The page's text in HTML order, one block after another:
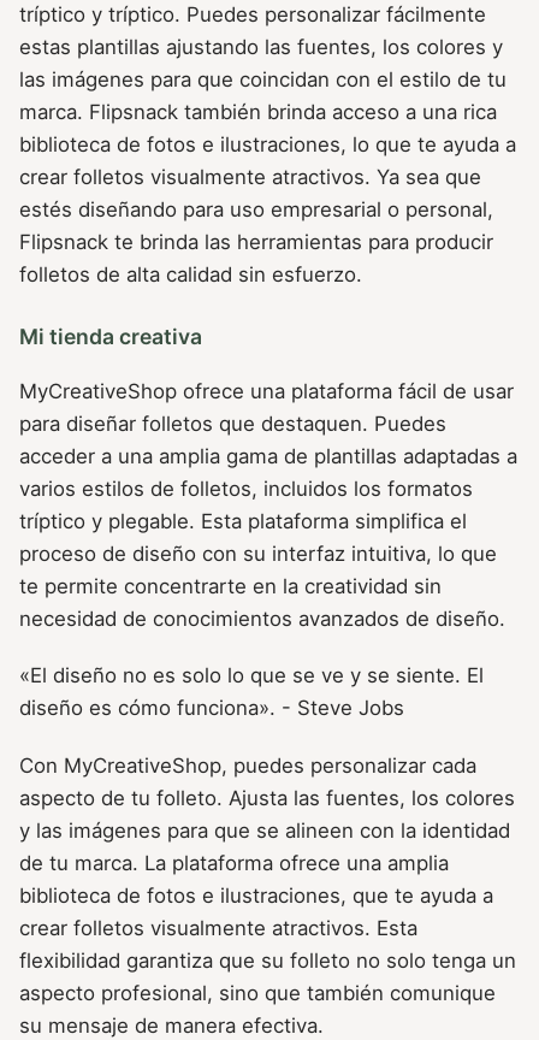
tríptico y tríptico. Puedes personalizar fácilmente
estas plantillas ajustando las fuentes, los colores y
las imágenes para que coincidan con el estilo de tu
marca. Flipsnack también brinda acceso a una rica
biblioteca de fotos e ilustraciones, lo que te ayuda a
crear folletos visualmente atractivos. Ya sea que
estés diseñando para uso empresarial o personal,
Flipsnack te brinda las herramientas para producir
folletos de alta calidad sin esfuerzo.
Mi tienda creativa
MyCreativeShop ofrece una plataforma fácil de usar
para diseñar folletos que destaquen. Puedes
acceder a una amplia gama de plantillas adaptadas a
varios estilos de folletos, incluidos los formatos
tríptico y plegable. Esta plataforma simplifica el
proceso de diseño con su interfaz intuitiva, lo que
te permite concentrarte en la creatividad sin
necesidad de conocimientos avanzados de diseño.
«El diseño no es solo lo que se ve y se siente. El
diseño es cómo funciona». - Steve Jobs
Con MyCreativeShop, puedes personalizar cada
aspecto de tu folleto. Ajusta las fuentes, los colores
y las imágenes para que se alineen con la identidad
de tu marca. La plataforma ofrece una amplia
biblioteca de fotos e ilustraciones, que te ayuda a
crear folletos visualmente atractivos. Esta
flexibilidad garantiza que su folleto no solo tenga un
aspecto profesional, sino que también comunique
su mensaje de manera efectiva.